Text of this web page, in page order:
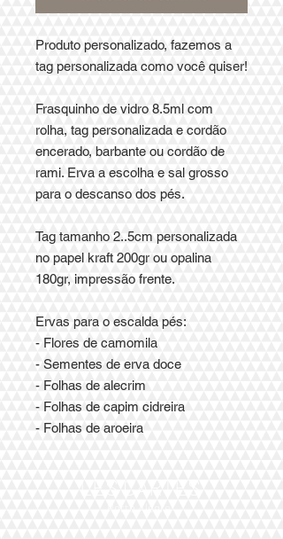
Produto personalizado, fazemos a
tag personalizada como você quiser!
Frasquinho de vidro 8.5ml com
rolha, tag personalizada e cordão
encerado, barbante ou cordão de
rami. Erva a escolha e sal grosso
para o descanso dos pés.
Tag tamanho 2..5cm personalizada
no papel kraft 200gr ou opalina
180gr, impressão frente.
Ervas para o escalda pés:
- Flores de camomila
- Sementes de erva doce
- Folhas de alecrim
- Folhas de capim cidreira
- Folhas de aroeira